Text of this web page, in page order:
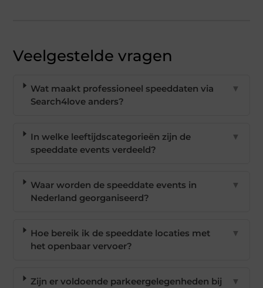
Veelgestelde vragen
Wat maakt professioneel speeddaten via
Search4love anders?
▼
In welke leeftijdscategorieën zijn de
speeddate events verdeeld?
▼
Waar worden de speeddate events in
Nederland georganiseerd?
▼
Hoe bereik ik de speeddate locaties met
het openbaar vervoer?
▼
Zijn er voldoende parkeergelegenheden bij
▼